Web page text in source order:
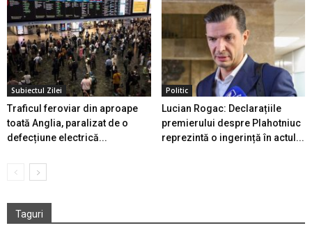
Subiectul Zilei
Traficul feroviar din aproape
toată Anglia, paralizat de o
defecțiune electrică...
Politic
Lucian Rogac: Declarațiile
premierului despre Plahotniuc
reprezintă o ingerință în actul...
Taguri